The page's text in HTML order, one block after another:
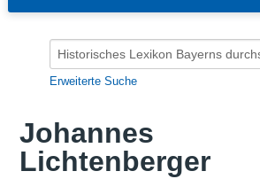
Erweiterte Suche
Johannes
Lichtenberger